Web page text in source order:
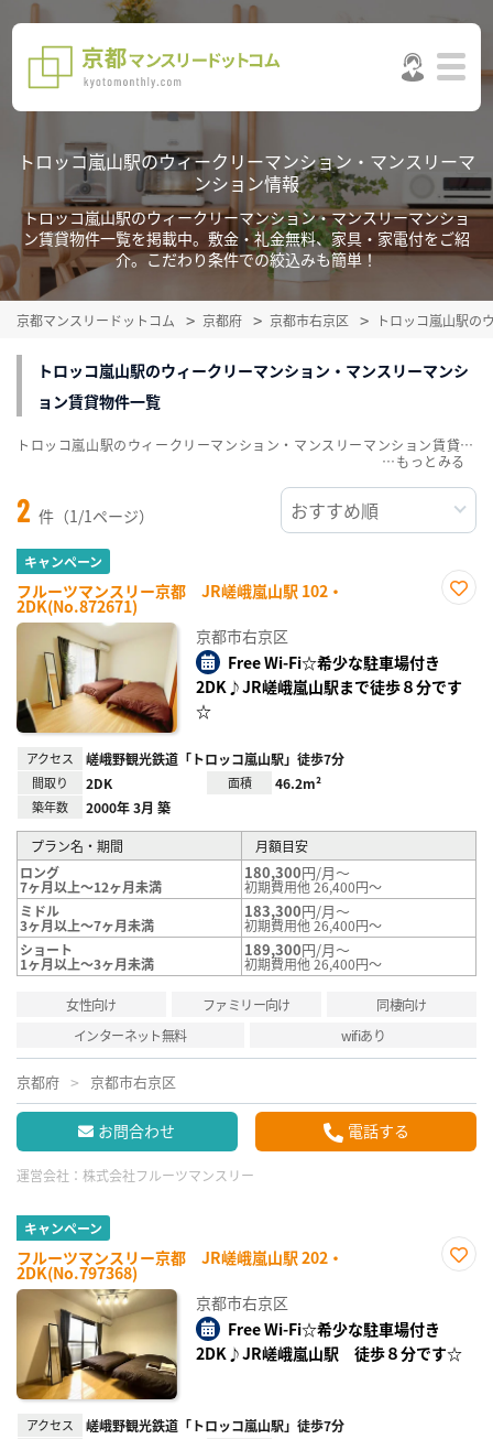
トロッコ嵐山駅のウィークリーマンション・マンスリーマ
ンション情報
トロッコ嵐山駅のウィークリーマンション・マンスリーマンショ
ン賃貸物件一覧を掲載中。敷金・礼金無料、家具・家電付をご紹
介。こだわり条件での絞込みも簡単！
京都マンスリードットコム 京都府 京都市右京区 トロッコ嵐山駅の
トロッコ嵐山駅のウィークリーマンション・マンスリーマンシ
ョン賃貸物件一覧
2 件（1/1ページ）
キャンペーン
フルーツマンスリー京都 JR嵯峨嵐山駅 102・
2DK(No.872671)
京都市右京区
Free Wi-Fi☆希少な駐車場付き
2DK♪JR嵯峨嵐山駅まで徒歩８分です
☆
アクセス 嵯峨野観光鉄道「トロッコ嵐山駅」徒歩7分
間取り 2DK 面積 46.2m²
築年数 2000年 3月 築
プラン名・期間
月額目安
ロング
7ヶ月以上～12ヶ月未満
180,300円/月～
初期費用他 26,400円～
ミドル
3ヶ月以上～7ヶ月未満
183,300円/月～
初期費用他 26,400円～
ショート
1ヶ月以上～3ヶ月未満
189,300円/月～
初期費用他 26,400円～
女性向け ファミリー向け
同棲向け
インターネット無料
wifiあり
京都府 京都市右京区
お問合わせ 電話する
運営会社： 株式会社フルーツマンスリー
キャンペーン
フルーツマンスリー京都 JR嵯峨嵐山駅 202・
2DK(No.797368)
京都市右京区
Free Wi-Fi☆希少な駐車場付き
2DK♪JR嵯峨嵐山駅 徒歩８分です☆
アクセス 嵯峨野観光鉄道「トロッコ嵐山駅」徒歩7分
トロッコ嵐山駅のウィークリーマンション・マンスリーマンション賃貸物件一覧を掲載中。敷金・礼金無料、家具・家電付をご紹介。こだわり条件での絞込みも簡単！
…